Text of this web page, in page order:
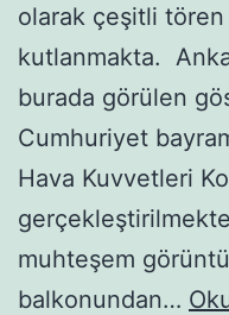
olarak çeşitli
kutlanmakta.
burada görülen
Cumhuriyet
Hava Kuvvetleri
muhteşem
balkonundan…